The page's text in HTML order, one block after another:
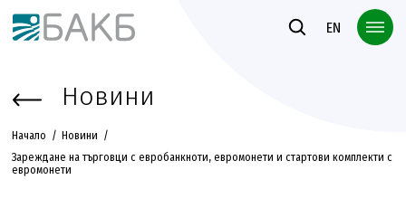
Към основното съдържание
EN
Новини
Начало
Новини
Зареждане на търговци с евробанкноти, евромонети и стартови комплекти с
евромонети